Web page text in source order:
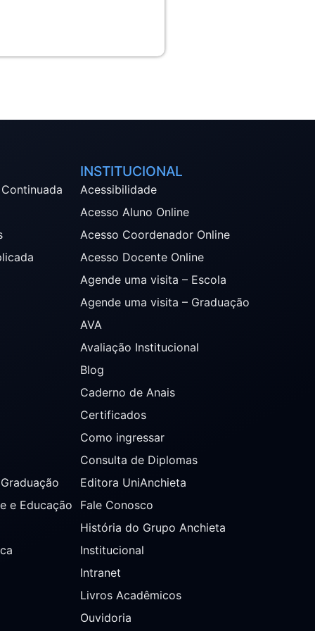
e Educação
INSTITUCIONAL
Acessibilidade
Acesso Aluno Online
Acesso Coordenador Online
Acesso Docente Online
Agende uma visita – Escola
Agende uma visita – Graduação
AVA
Avaliação Institucional
Blog
Caderno de Anais
Certificados
Como ingressar
Consulta de Diplomas
Editora UniAnchieta
Fale Conosco
História do Grupo Anchieta
Institucional
Intranet
Livros Acadêmicos
Ouvidoria